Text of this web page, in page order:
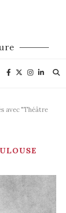
avec "Théâtre